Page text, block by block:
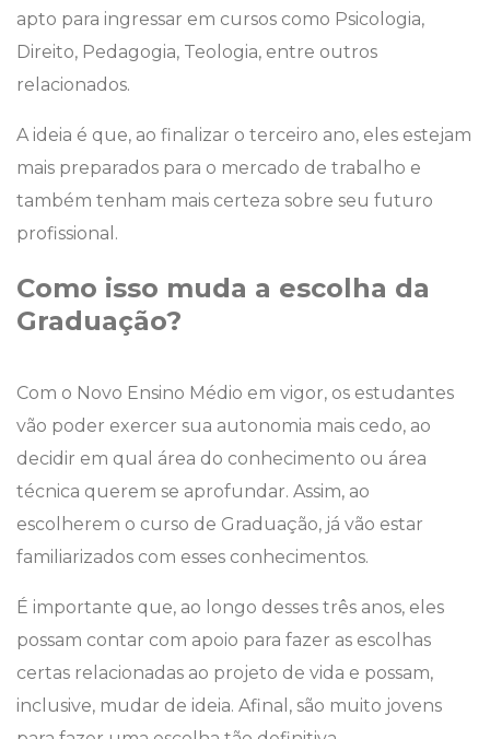
apto para ingressar em cursos como Psicologia,
Direito, Pedagogia, Teologia, entre outros
relacionados.
A ideia é que, ao finalizar o terceiro ano, eles estejam
mais preparados para o mercado de trabalho e
também tenham mais certeza sobre seu futuro
profissional.
Como isso muda a escolha da
Graduação?
Com o Novo Ensino Médio em vigor, os estudantes
vão poder exercer sua autonomia mais cedo, ao
decidir em qual área do conhecimento ou área
técnica querem se aprofundar. Assim, ao
escolherem o curso de Graduação, já vão estar
familiarizados com esses conhecimentos.
É importante que, ao longo desses três anos, eles
possam contar com apoio para fazer as escolhas
certas relacionadas ao projeto de vida e possam,
inclusive, mudar de ideia. Afinal, são muito jovens